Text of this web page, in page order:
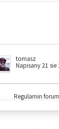
tomasz
Napisany 21 sie
Regulamin forum